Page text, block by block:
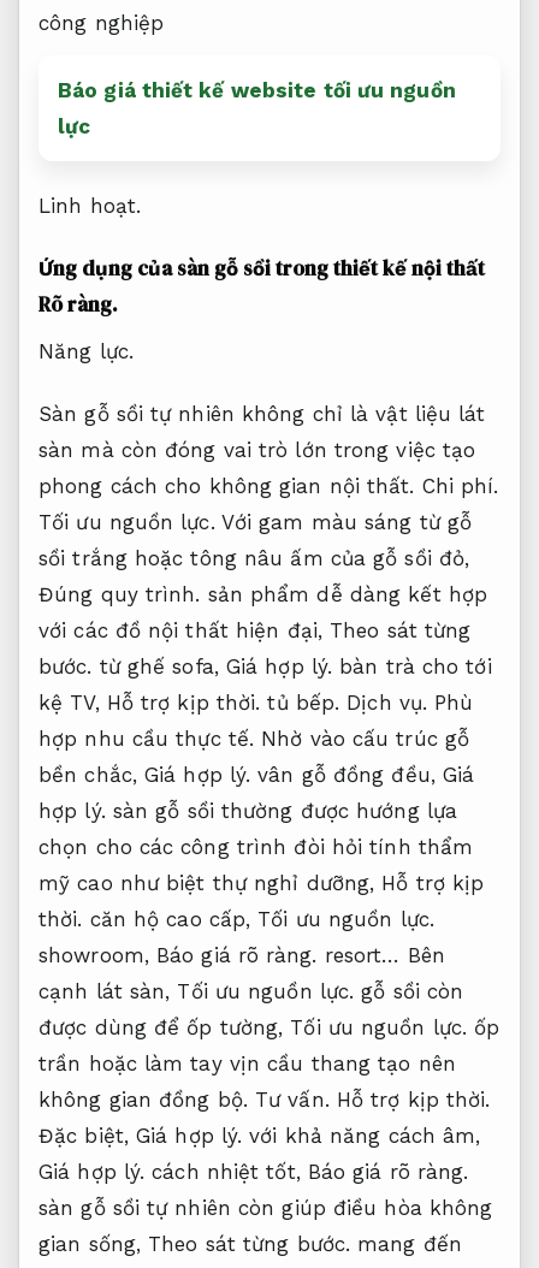
Báo giá thiết kế website tối ưu nguồn
lực
Linh hoạt.
Ứng dụng của sàn gỗ sồi trong thiết kế nội thất
Rõ ràng.
Năng lực.
Sàn gỗ sồi tự nhiên không chỉ là vật liệu lát
sàn mà còn đóng vai trò lớn trong việc tạo
phong cách cho không gian nội thất. Chi phí.
Tối ưu nguồn lực. Với gam màu sáng từ gỗ
sồi trắng hoặc tông nâu ấm của gỗ sồi đỏ,
Đúng quy trình. sản phẩm dễ dàng kết hợp
với các đồ nội thất hiện đại, Theo sát từng
bước. từ ghế sofa, Giá hợp lý. bàn trà cho tới
kệ TV, Hỗ trợ kịp thời. tủ bếp. Dịch vụ. Phù
hợp nhu cầu thực tế. Nhờ vào cấu trúc gỗ
bền chắc,Giá hợp lý. vân gỗ đồng đều, Giá
hợp lý. sàn gỗ sồi thường được hướng lựa
chọn cho các công trình đòi hỏi tính thẩm
mỹ cao như biệt thự nghỉ dưỡng, Hỗ trợ kịp
thời. căn hộ cao cấp, Tối ưu nguồn lực.
showroom, Báo giá rõ ràng. resort… Bên
cạnh lát sàn, Tối ưu nguồn lực. gỗ sồi còn
được dùng để ốp tường, Tối ưu nguồn lực. ốp
trần hoặc làm tay vịn cầu thang tạo nên
không gian đồng bộ. Tư vấn. Hỗ trợ kịp thời.
Đặc biệt, Giá hợp lý. với khả năng cách âm,
Giá hợp lý. cách nhiệt tốt, Báo giá rõ ràng.
sàn gỗ sồi tự nhiên còn giúp điều hòa không
gian sống, Theo sát từng bước. mang đến